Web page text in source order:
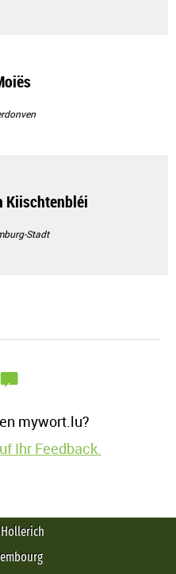
Kiischtenbléi
Stadt
mywort.lu?
Ihr Feedback.